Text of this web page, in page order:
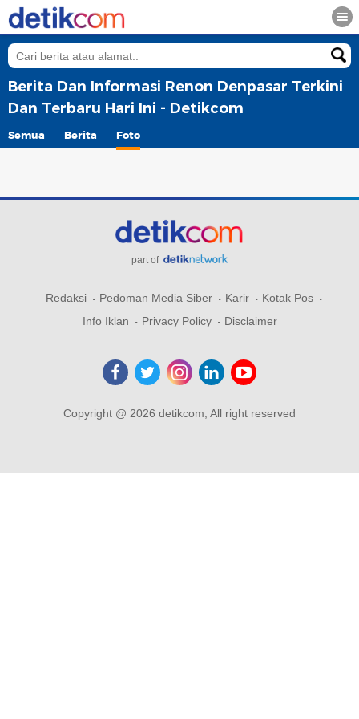
Berita Dan Informasi Renon Denpasar Terkini
Dan Terbaru Hari Ini - Detikcom
Semua Berita Foto
part of
Redaksi Pedoman Media Siber Karir
Kotak Pos
Info Iklan
Privacy Policy Disclaimer
Copyright @ 2026 detikcom, All right reserved